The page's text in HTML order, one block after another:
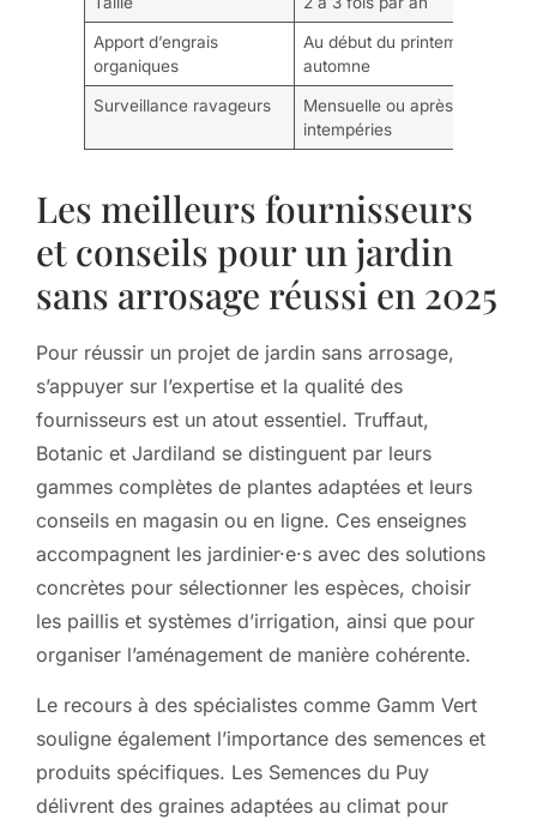
Apport d’engrais
organiques
Au début du printemps et
automne
Surveillance ravageurs
Mensuelle ou après
intempéries
Les meilleurs fournisseurs
et conseils pour un jardin
sans arrosage réussi en 2025
Pour réussir un projet de jardin sans arrosage,
s’appuyer sur l’expertise et la qualité des
fournisseurs est un atout essentiel. Truffaut,
Botanic et Jardiland se distinguent par leurs
gammes complètes de plantes adaptées et leurs
conseils en magasin ou en ligne. Ces enseignes
accompagnent les jardinier·e·s avec des solutions
concrètes pour sélectionner les espèces, choisir
les paillis et systèmes d’irrigation, ainsi que pour
organiser l’aménagement de manière cohérente.
Le recours à des spécialistes comme Gamm Vert
souligne également l’importance des semences et
produits spécifiques. Les Semences du Puy
délivrent des graines adaptées au climat pour